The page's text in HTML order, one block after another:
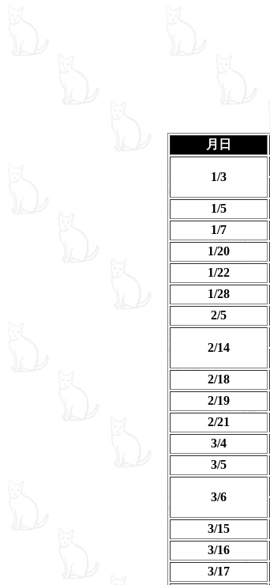
月日
1/3
1/5
1/7
1/20
1/22
1/28
2/5
2/14
2/18
2/19
2/21
3/4
3/5
3/6
3/15
3/16
3/17